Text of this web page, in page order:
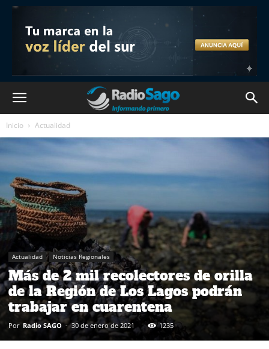
Inicio Actualidad
Actualidad Noticias Regionales
Más de 2 mil recolectores de orilla
de la Región de Los Lagos podrán
trabajar en cuarentena
Por Radio SAGO - 30 de enero de 2021 1235